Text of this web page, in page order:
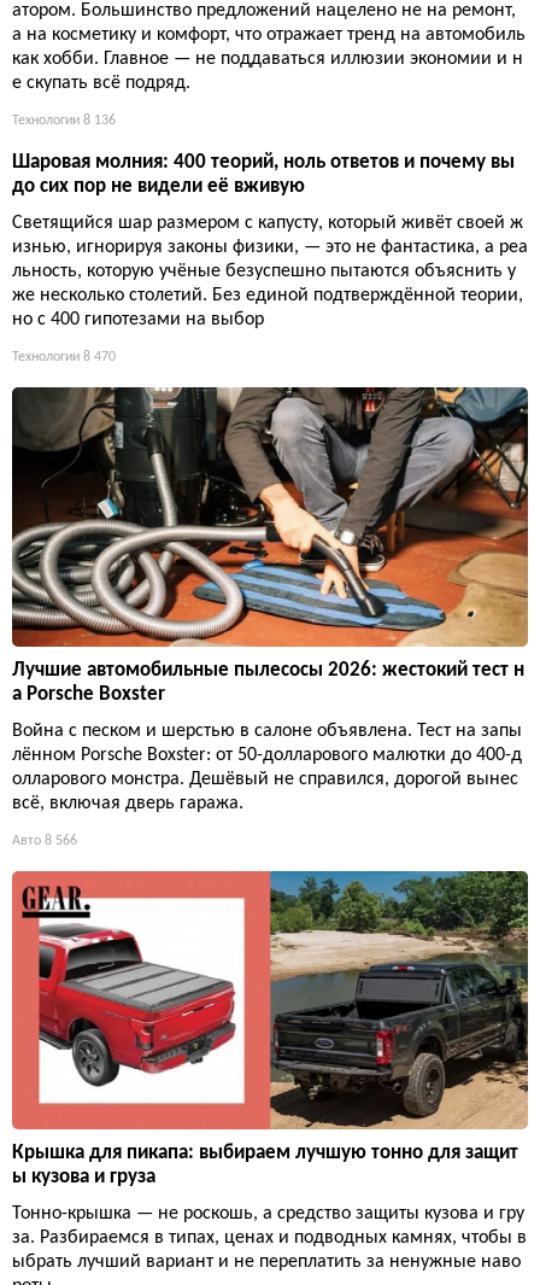
атором. Большинство предложений нацелено не на ремонт,
а на косметику и комфорт, что отражает тренд на автомобиль
как хобби. Главное — не поддаваться иллюзии экономии и н
е скупать всё подряд.
Технологии 8 136
Шаровая молния: 400 теорий, ноль ответов и почему вы
до сих пор не видели её вживую
Светящийся шар размером с капусту, который живёт своей ж
изнью, игнорируя законы физики, — это не фантастика, а реа
льность, которую учёные безуспешно пытаются объяснить у
же несколько столетий. Без единой подтверждённой теории,
но с 400 гипотезами на выбор
Технологии 8 470
Лучшие автомобильные пылесосы 2026: жестокий тест н
а Porsche Boxster
Война с песком и шерстью в салоне объявлена. Тест на запы
лённом Porsche Boxster: от 50-долларового малютки до 400-д
олларового монстра. Дешёвый не справился, дорогой вынес
всё, включая дверь гаража.
Авто 8 566
Крышка для пикапа: выбираем лучшую тонно для защит
ы кузова и груза
Тонно-крышка — не роскошь, а средство защиты кузова и гру
за. Разбираемся в типах, ценах и подводных камнях, чтобы в
ыбрать лучший вариант и не переплатить за ненужные наво